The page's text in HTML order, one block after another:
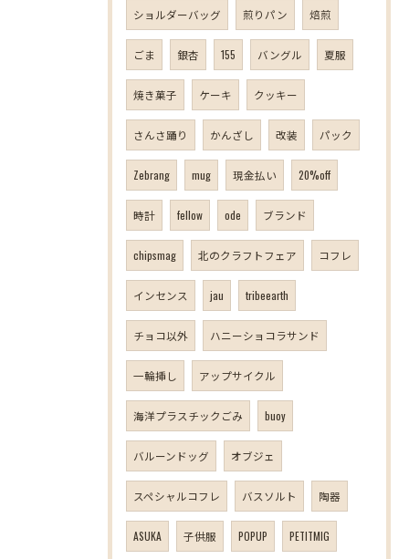
ショルダーバッグ 煎りパン 焙煎
ごま 銀杏 155 バングル 夏服
焼き菓子 ケーキ クッキー
さんさ踊り かんざし 改装 パック
Zebrang mug 現金払い 20%off
時計 fellow ode ブランド
chipsmag 北のクラフトフェア コフレ
インセンス jau tribeearth
チョコ以外 ハニーショコラサンド
一輪挿し アップサイクル
海洋プラスチックごみ buoy
バルーンドッグ オブジェ
スペシャルコフレ バスソルト 陶器
ASUKA 子供服 POPUP PETITMIG